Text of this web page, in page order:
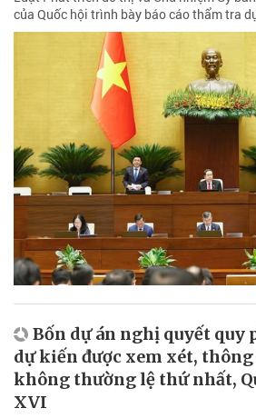
của Quốc hội trình bày báo cáo thẩm tra
Bốn dự án nghị quyết quy
dự kiến được xem xét, thông
không thường lệ thứ nhất,
XVI